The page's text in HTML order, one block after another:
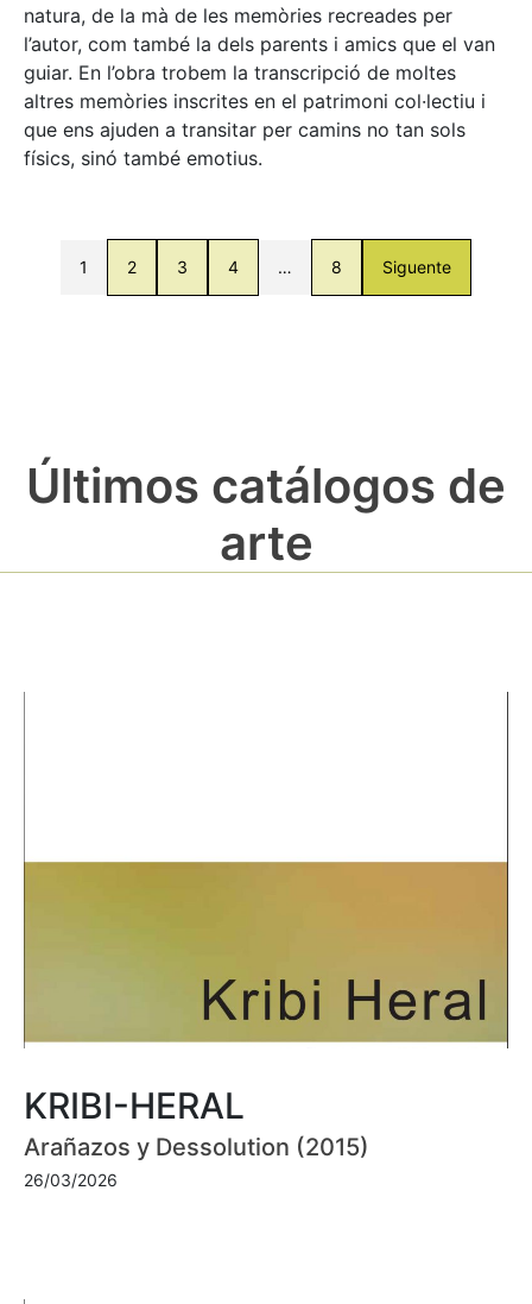
natura, de la mà de les memòries recreades per
l’autor, com també la dels parents i amics que el van
guiar. En l’obra trobem la transcripció de moltes
altres memòries inscrites en el patrimoni col·lectiu i
que ens ajuden a transitar per camins no tan sols
físics, sinó també emotius.
1 2 3 4 … 8 Siguente
Últimos catálogos de
arte
KRIBI-HERAL
Arañazos y Dessolution (2015)
26/03/2026